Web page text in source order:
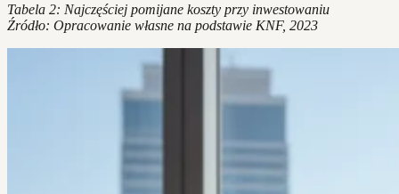
Tabela 2: Najczęściej pomijane koszty przy inwestowaniu
Źródło: Opracowanie własne na podstawie KNF, 2023